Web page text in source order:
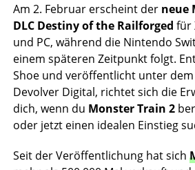
Am 2. Februar erscheint der neue
DLCDestiny of the Railforged für
und PC, während die Nintendo
einem späteren Zeitpunkt folgt.
Shoe und veröffentlicht unter dem
Devolver Digital, richtet sich die
dich, wenn du Monster Train 2
oder jetzt einen idealen Einstieg
Seit der Veröffentlichung hat sich